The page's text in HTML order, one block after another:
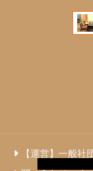
【運営】一般社